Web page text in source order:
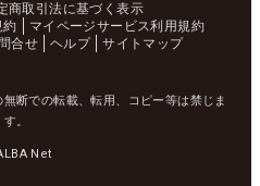
商取引法に基づく表示
約
マイページサービス利用規約
合せ ヘルプ サイトマップ
断での転載、転用、コピー等は禁じま
す。
Net